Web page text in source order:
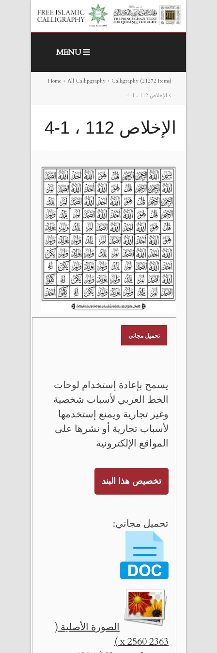
MENU
Home > All Callipgraphy > Calligraphy (21272 Items)
> الإخلاص 112 ، 1-4
الإخلاص 112 ، 1-4
تحميل مجاني
يسمح بإعادة إستخدام لوحات
الخط العربي لأسباب شخصية
وغير تجارية ويمنع إستخدمها
لأسباب تجارية أو نشرها على
المواقع الإلكترونية
تخصيص هذا البند
تحميل مجاني:
الصورة الأصلية (
2363 x 2560 )